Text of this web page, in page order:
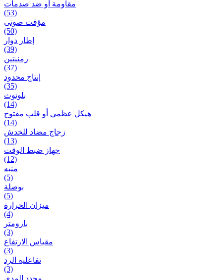
مقاومة أو ضد صدمات
(53)
مؤقت صوتی
(50)
إطار دوار
(39)
زمنیتین
(37)
إنتاج محدود
(35)
بلوتوث
(14)
هيكل عظمي أو قلب مفتوح
(14)
زجاج مضاد للخدش
(13)
جهاز ضبط الوقت
(12)
منبه
(5)
بوصلة
(5)
ميزان الحرارة
(4)
بارومتر
(3)
مقياس الارتفاع
(3)
تفاعلیه الرد
(3)
محدد المدى